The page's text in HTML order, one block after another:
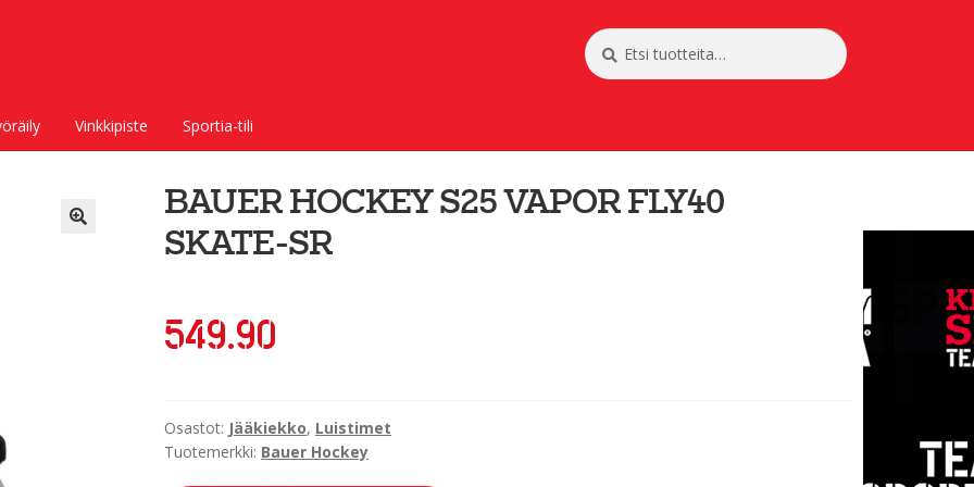
Etsi:
Haku
Vinkkipiste Sportia-tili
BAUER HOCKEY S25 VAPOR FLY40
SKATE-SR
549.90
Osastot: Jääkiekko, Luistimet
Tuotemerkki: Bauer Hockey